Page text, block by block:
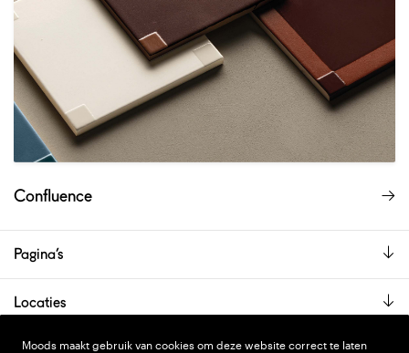
Confluence
Pagina’s
Locaties
De showroom is alleen op afspraak geopend.
Moods maakt gebruik van cookies om deze website correct te laten